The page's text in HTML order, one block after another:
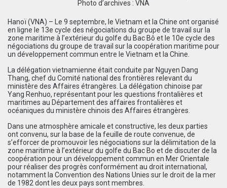
Photo d’archives : VNA
Hanoï (VNA) – Le 9 septembre, le Vietnam et la Chine ont organisé
en ligne le 13e cycle des négociations du groupe de travail sur la
zone maritime à l’extérieur du golfe du Bac Bô et le 10e cycle des
négociations du groupe de travail sur la coopération maritime pour
un développement commun entre le Vietnam et la Chine.
La délégation vietnamienne était conduite par Nguyen Dang
Thang, chef du Comité national des frontières relevant du
ministère des Affaires étrangères. La délégation chinoise par
Yang Renhuo, représentant pour les questions frontalières et
maritimes au Département des affaires frontalières et
océaniques du ministère chinois des Affaires étrangères.
Dans une atmosphère amicale et constructive, les deux parties
ont convenu, sur la base de la feuille de route convenue, de
s’efforcer de promouvoir les négociations sur la délimitation de la
zone maritime à l’extérieur du golfe du Bac Bo et de discuter de la
coopération pour un développement commun en Mer Orientale
pour réaliser des progrès conformément au droit international,
notamment la Convention des Nations Unies sur le droit de la mer
de 1982 dont les deux pays sont membres.